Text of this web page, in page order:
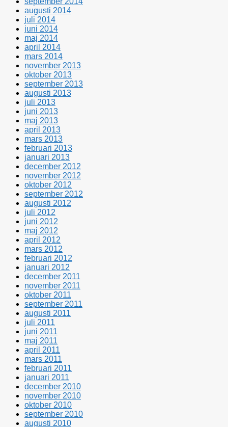
augusti 2014
juli 2014
juni 2014
maj 2014
april 2014
mars 2014
november 2013
oktober 2013
september 2013
augusti 2013
juli 2013
juni 2013
maj 2013
april 2013
mars 2013
februari 2013
januari 2013
december 2012
november 2012
oktober 2012
september 2012
augusti 2012
juli 2012
juni 2012
maj 2012
april 2012
mars 2012
februari 2012
januari 2012
december 2011
november 2011
oktober 2011
september 2011
augusti 2011
juli 2011
juni 2011
maj 2011
april 2011
mars 2011
februari 2011
januari 2011
december 2010
november 2010
oktober 2010
september 2010
augusti 2010